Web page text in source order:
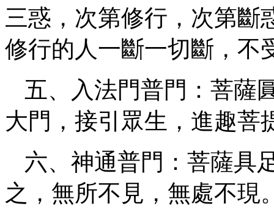
三惑，次第修行，次第斷
修行的人一斷一切斷，不
五、入法門普門：菩薩
大門，接引眾生，進趣菩
六、神通普門：菩薩具
之，無所不見，無處不現